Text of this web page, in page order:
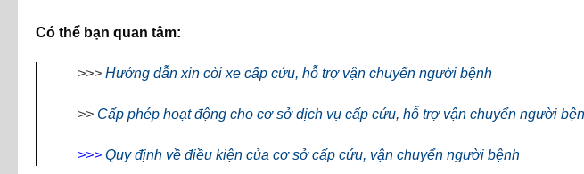
Có thể bạn quan tâm:
>>> Hướng dẫn xin còi xe cấp cứu, hỗ trợ vận chuyển người bệnh
>> Cấp phép hoạt động cho cơ sở dịch vụ cấp cứu, hỗ trợ vận chuyển người
>>> Quy định về điều kiện của cơ sở cấp cứu, vận chuyển người bệnh